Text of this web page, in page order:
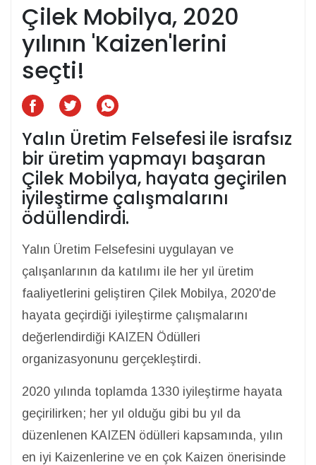
Çilek Mobilya, 2020
yılının 'Kaizen'lerini
seçti!
Yalın Üretim Felsefesi ile israfsız
bir üretim yapmayı başaran
Çilek Mobilya, hayata geçirilen
iyileştirme çalışmalarını
ödüllendirdi.
Yalın Üretim Felsefesini uygulayan ve
çalışanlarının da katılımı ile her yıl üretim
faaliyetlerini geliştiren Çilek Mobilya, 2020'de
hayata geçirdiği iyileştirme çalışmalarını
değerlendirdiği KAIZEN Ödülleri
organizasyonunu gerçekleştirdi.
2020 yılında toplamda 1330 iyileştirme hayata
geçirilirken; her yıl olduğu gibi bu yıl da
düzenlenen KAIZEN ödülleri kapsamında, yılın
en iyi Kaizenlerine ve en çok Kaizen önerisinde